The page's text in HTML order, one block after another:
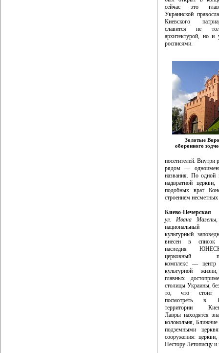
сейчас это
Украинской
Киевского
славится не
архитектурой, но и
росписями.
Золотые
оборонного
посетителей. Внутри
рядом —
названия. По одной
надвратной
подобных врат
строением
Киево-
ул. Ивана
национальный
культурный
внесен в список
наследия
церковный
комплекс — центр
культурной
главных
столицы Украины,
то, что стоит
посмотреть в
территории
Лавры находятся
колокольня,
подземными
сооружения:
Нестору Летописцу и